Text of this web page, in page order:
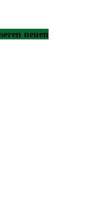
neuen